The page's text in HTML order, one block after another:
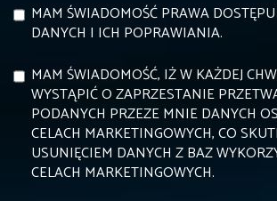
MAM ŚWIADOMOŚĆ PRAWA
DANYCH I ICH POPRAWIANIA.
MAM ŚWIADOMOŚĆ, IŻ W KAŻDEJ
WYSTĄPIĆ O ZAPRZESTANIE
PODANYCH PRZEZE MNIE DANYCH
CELACH MARKETINGOWYCH, CO
USUNIĘCIEM DANYCH Z BAZ
CELACH MARKETINGOWYCH.